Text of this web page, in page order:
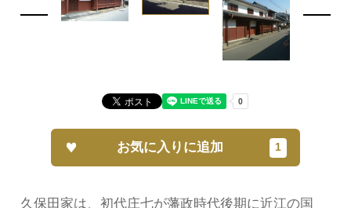
久保田家は、初代庄七が藩政時代後期に近江の国
お気に入りに追加